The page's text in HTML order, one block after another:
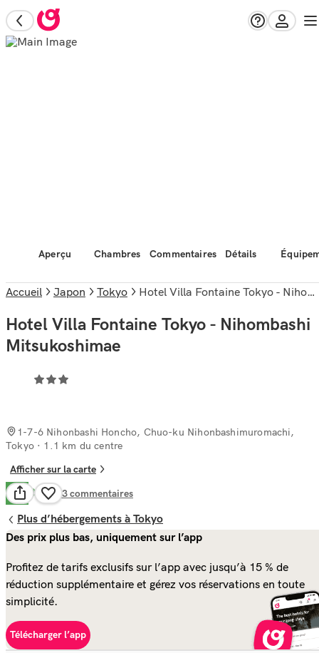
Aperçu Chambres Commentaires Détails
Accueil Japon Tokyo Hotel Villa Fontaine Tokyo - Nihombashi Mitsukoshimae
Hotel Villa Fontaine Tokyo - Nihombashi
Mitsukoshimae
1-7-6 Nihonbashi Honcho, Chuo-ku Nihonbashimuromachi,
Tokyo· 1.1 km du centre
Afficher sur la carte
7.6 Bien243commentaires
Plus d’hébergements à Tokyo
Des prix plus bas, uniquement sur l’app
Profitez de tarifs exclusifs sur l’app avec jusqu’à 15 % de
réduction supplémentaire et gérez vos réservations en toute
simplicité.
Télécharger l’app